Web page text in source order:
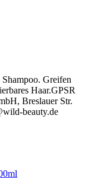
Greifen
Haar.GPSR
Breslauer Str.
beauty.de